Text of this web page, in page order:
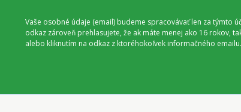
Vaše osobné údaje (email) budeme spracovávať len za týmto
odkaz zároveň prehlasujete, že ak máte menej ako 16 rokov,
alebo kliknutím na odkaz z ktoréhokoľvek informačného emailu.